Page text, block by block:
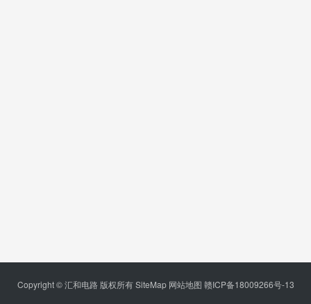
Copyright © 汇和电路 版权所有SiteMap 网站地图 赣ICP备18009266号-13